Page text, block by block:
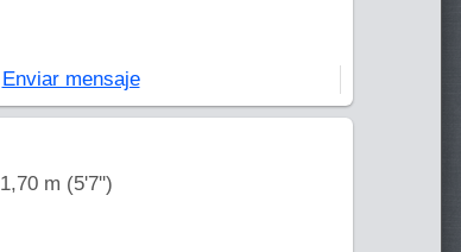
Enviar mensaje
m (5'7'')